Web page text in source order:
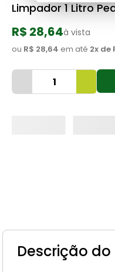
Limpador 1 Litro
R$ 28,64à vista
ou R$ 28,64 em até 2x de
Descrição
6º
telha
7º
tinta
8º
cimento
9º
torneira
10º vaso sanitário